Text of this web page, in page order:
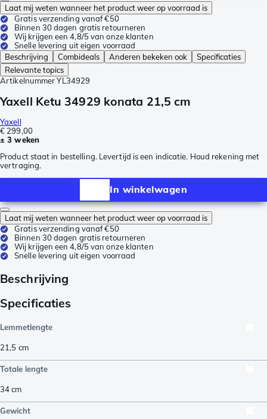
Laat mij weten wanneer het product weer op voorraad is
Gratis verzending vanaf €50
Binnen 30 dagen gratis retourneren
Wij krijgen een 4,8/5 van onze klanten
Snelle levering uit eigen voorraad
Beschrijving
Combideals Anderen bekeken ook
Specificaties
Relevante topics
Artikelnummer YL34929
Yaxell Ketu 34929 konata 21,5 cm
Yaxell
€ 299,00
± 3 weken
Product staat in bestelling. Levertijd is een indicatie. Houd rekening met
vertraging.
In winkelwagen
Laat mij weten wanneer het product weer op voorraad is
Gratis verzending vanaf €50
Binnen 30 dagen gratis retourneren
Wij krijgen een 4,8/5 van onze klanten
Snelle levering uit eigen voorraad
Beschrijving
Specificaties
Lemmetlengte
21,5 cm
Totale lengte
34cm
Gewicht